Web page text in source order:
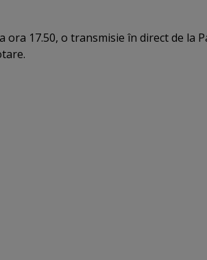
ora 17.50, o transmisie în direct de la